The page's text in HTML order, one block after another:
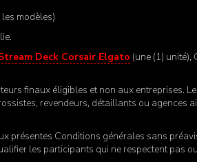
modèles)
Deck Corsair Elgato (une (1) unité),
finaux éligibles et non aux entreprises.
revendeurs, détaillants ou agences
présentes Conditions générales sans
les participants qui ne respectent pas